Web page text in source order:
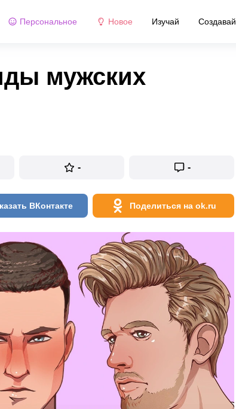
Персональное Новое Изучай Создавай
мужских
- -
ВКонтакте Поделиться на ok.ru